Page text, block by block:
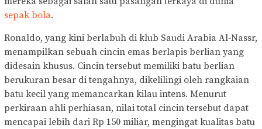
sepak bola.
Ronaldo, yang kini berlabuh di klub Saudi Arabia Al‑Nassr,
menampilkan sebuah cincin emas berlapis berlian yang
didesain khusus. Cincin tersebut memiliki batu berlian
berukuran besar di tengahnya, dikelilingi oleh rangkaian
batu kecil yang memancarkan kilau intens. Menurut
perkiraan ahli perhiasan, nilai total cincin tersebut dapat
mencapai lebih dari Rp 150 miliar, mengingat kualitas batu